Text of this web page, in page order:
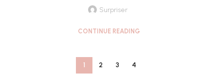
Surpriser
CONTINUE READING
1 2 3 4